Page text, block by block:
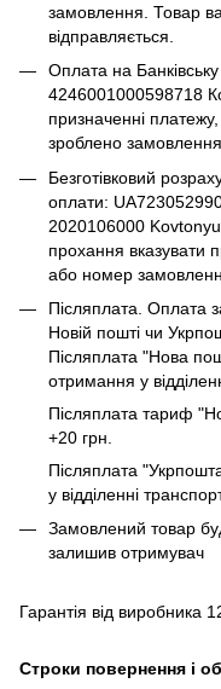
замовлення. Товар
відправляється.
Оплата на
4246001000598718
призначенні
зроблено
Безготівковий
оплати:
2020106000
прохання вказувати
або номер
Післяплата. Оплата
Новій пошті чи
Післяплата "Нова
отримання у
Післяплата тариф
+20 грн.
Післяплата
у відділенні
Замовлений товар
залишив отримувач
Гарантія від виробника
Строки повернення і